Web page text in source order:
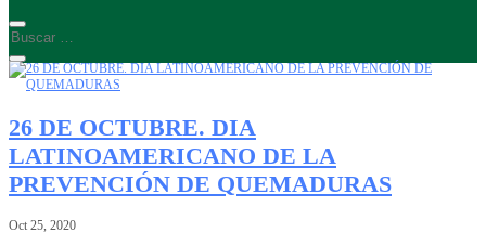
26 DE OCTUBRE. DIA
LATINOAMERICANO DE LA
PREVENCIÓN DE QUEMADURAS
Oct 25, 2020